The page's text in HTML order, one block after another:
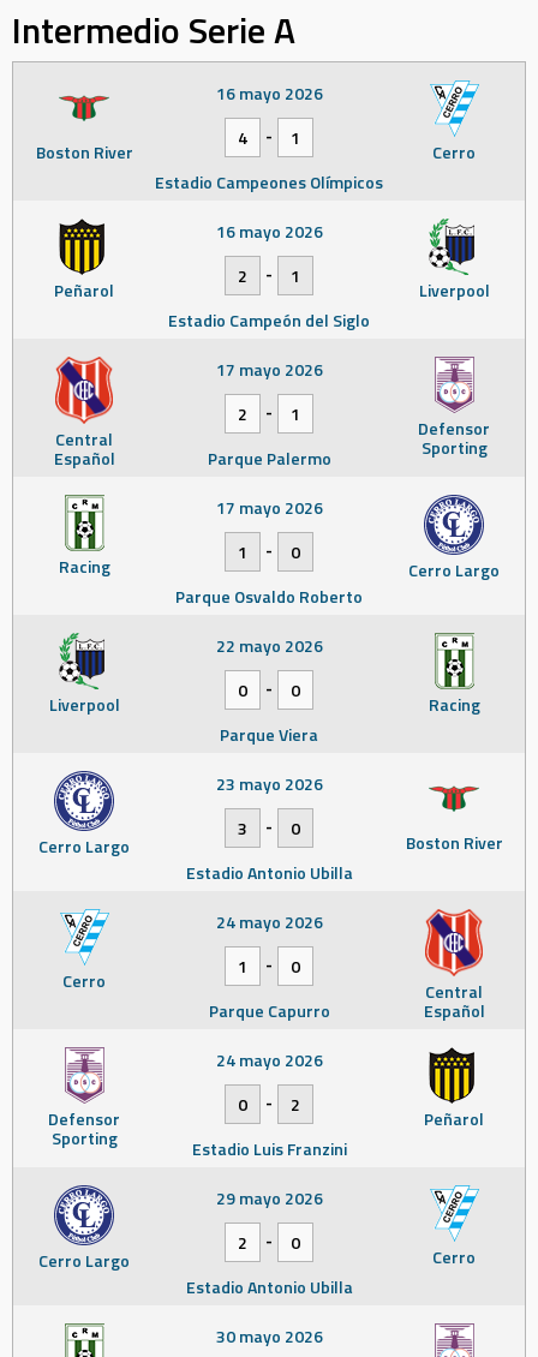
Intermedio Serie A
Boston River Cerro
16 mayo 2026
4
-
1
Estadio Campeones Olímpicos
Peñarol Liverpool
16 mayo 2026
2
-
1
Estadio Campeón del Siglo
Central
Español
Defensor
Sporting
17 mayo 2026
2
-
1
Parque Palermo
Racing Cerro Largo
17 mayo 2026
1
-
0
Parque Osvaldo Roberto
Liverpool Racing
22 mayo 2026
0
-
0
Parque Viera
Cerro Largo Boston River
23 mayo 2026
3
-
0
Estadio Antonio Ubilla
Cerro Central
Español
24 mayo 2026
1
-
0
Parque Capurro
Defensor
Sporting
Peñarol
24 mayo 2026
0
-
2
Estadio Luis Franzini
Cerro Largo Cerro
29 mayo 2026
2
-
0
Estadio Antonio Ubilla
30 mayo 2026